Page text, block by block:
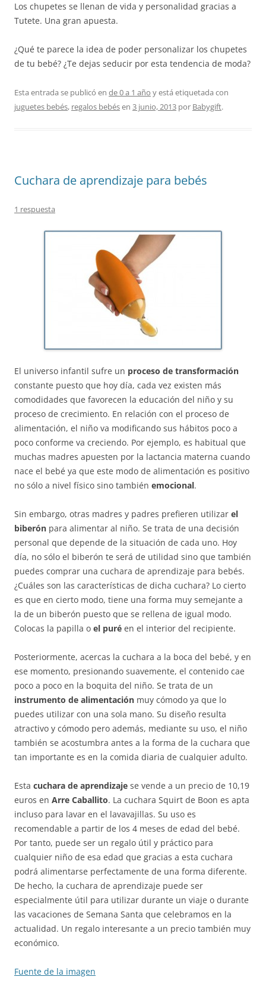
Los chupetes se llenan de vida y personalidad gracias a
Tutete. Una gran apuesta.
¿Qué te parece la idea de poder personalizar los chupetes
de tu bebé? ¿Te dejas seducir por esta tendencia de moda?
Esta entrada se publicó en de 0 a 1 año y está etiquetada con
juguetes bebés, regalos bebésen 3 junio, 2013 por Babygift.
Cuchara de aprendizaje para bebés
1 respuesta
El universo infantil sufre un proceso de transformación
constante puesto que hoy día, cada vez existen más
comodidades que favorecen la educación del niño y su
proceso de crecimiento. En relación con el proceso de
alimentación, el niño va modificando sus hábitos poco a
poco conforme va creciendo. Por ejemplo, es habitual que
muchas madres apuesten por la lactancia materna cuando
nace el bebé ya que este modo de alimentación es positivo
no sólo a nivel físico sino también emocional.
Sin embargo, otras madres y padres prefieren utilizar el
biberón para alimentar al niño. Se trata de una decisión
personal que depende de la situación de cada uno. Hoy
día, no sólo el biberón te será de utilidad sino que también
puedes comprar una cuchara de aprendizaje para bebés.
¿Cuáles son las características de dicha cuchara? Lo cierto
es que en cierto modo, tiene una forma muy semejante a
la de un biberón puesto que se rellena de igual modo.
Colocas la papilla o el puré en el interior del recipiente.
Posteriormente, acercas la cuchara a la boca del bebé, y en
ese momento, presionando suavemente, el contenido cae
poco a poco en la boquita del niño. Se trata de un
instrumento de alimentación muy cómodo ya que lo
puedes utilizar con una sola mano. Su diseño resulta
atractivo y cómodo pero además, mediante su uso, el niño
también se acostumbra antes a la forma de la cuchara que
tan importante es en la comida diaria de cualquier adulto.
Esta cuchara de aprendizaje se vende a un precio de 10,19
euros en Arre Caballito. La cuchara Squirt de Boon es apta
incluso para lavar en el lavavajillas. Su uso es
recomendable a partir de los 4 meses de edad del bebé.
Por tanto, puede ser un regalo útil y práctico para
cualquier niño de esa edad que gracias a esta cuchara
podrá alimentarse perfectamente de una forma diferente.
De hecho, la cuchara de aprendizaje puede ser
especialmente útil para utilizar durante un viaje o durante
las vacaciones de Semana Santa que celebramos en la
actualidad. Un regalo interesante a un precio también muy
económico.
Fuente de la imagen